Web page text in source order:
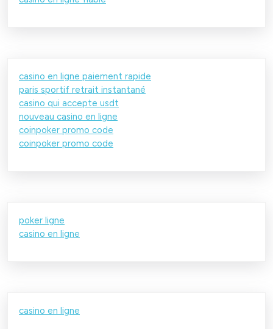
casino en ligne paiement rapide
paris sportif retrait instantané
casino qui accepte usdt
nouveau casino en ligne
coinpoker promo code
coinpoker promo code
poker ligne
casino en ligne
casino en ligne